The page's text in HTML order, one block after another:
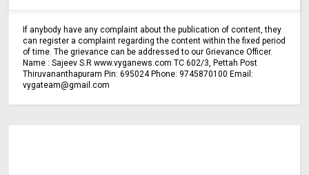
If anybody have any complaint about the publication of content, they
can register a complaint regarding the content within the fixed period
of time. The grievance can be addressed to our Grievance Officer.
Name : Sajeev S.R www.vyganews.com TC 602/3, Pettah Post
Thiruvananthapuram Pin: 695024 Phone: 9745870100 Email:
vygateam@gmail.com